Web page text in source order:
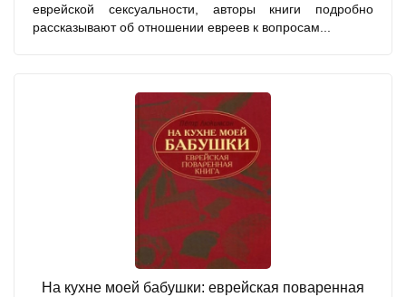
еврейской сексуальности, авторы книги подробно
рассказывают об отношении евреев к вопросам...
На кухне моей бабушки: еврейская поваренная